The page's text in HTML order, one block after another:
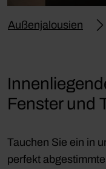
Außenjalousien
Fenster und
Tauchen Sie ein in
perfekt